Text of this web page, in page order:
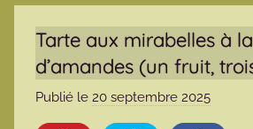
Tarte aux mirabelles à
d’amandes (un fruit,
Publié le 20 septembre 2025
a